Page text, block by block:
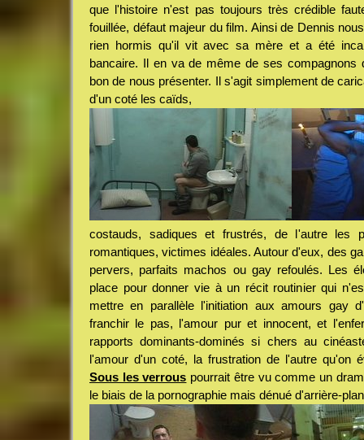
que l'histoire n'est pas toujours très crédible
fouillée, défaut majeur du film. Ainsi de Dennis
rien hormis qu'il vit avec sa mère et a été
bancaire. Il en va de même de ses compagnons
bon de nous présenter. Il s'agit simplement de
d'un coté les caïds,
costauds, sadiques et frustrés, de l'autre les
romantiques, victimes idéales. Autour d'eux, des
pervers, parfaits machos ou gay refoulés. Les
place pour donner vie à un récit routinier qui
mettre en parallèle l'initiation aux amours gay
franchir le pas, l'amour pur et innocent, et
rapports dominants-dominés si chers au
l'amour d'un coté, la frustration de l'autre qu'on
Sous les verrous pourrait être vu comme un
le biais de la pornographie mais dénué d'arrière-